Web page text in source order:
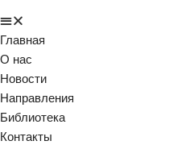
Главная
О нас
Новости
Направления
Библиотека
Контакты